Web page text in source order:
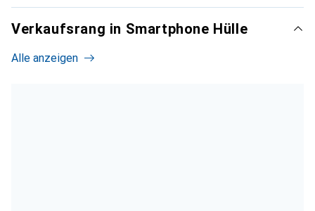
Verkaufsrang in Smartphone Hülle
Alle anzeigen